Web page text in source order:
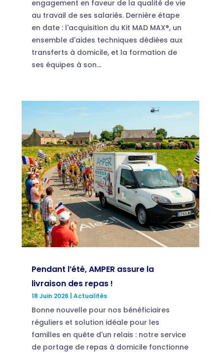
engagement en faveur de la qualité de vie
au travail de ses salariés. Dernière étape
en date : l'acquisition du Kit MAD MAX®, un
ensemble d'aides techniques dédiées aux
transferts à domicile, et la formation de
ses équipes à son...
Pendant l’été, AMPER assure la
livraison des repas !
18 Juin 2026 Actualités
Bonne nouvelle pour nos bénéficiaires
réguliers et solution idéale pour les
familles en quête d'un relais : notre service
de portage de repas à domicile fonctionne